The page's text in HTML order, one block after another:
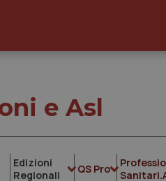
e Asl
Edizioni
Regionali
QS Pro